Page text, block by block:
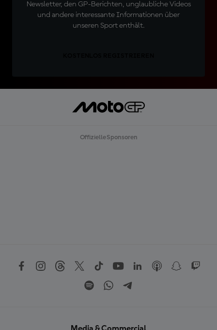
Newsletter, den GP-Berichten, unglaubliche Videos
und andere interessante Informationen über
unseren Sport enthält.
Offizielle Sponsoren